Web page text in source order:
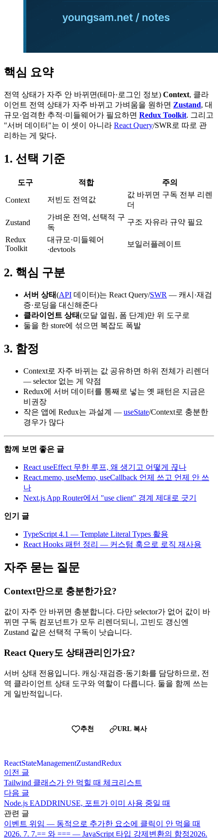
핵심 요약
전역 상태가 자주 안 바뀌면(테마·로그인 정보) Context, 클라
이언트 전역 상태가 자주 바뀌고 가벼움을 원하면 Zustand, 대
규모·엄격한 추적·미들웨어가 필요하면 Redux Toolkit. 그리고
"서버 데이터"는 이 셋이 아니라 React Query/SWR로 따로 관
리하는 게 맞다.
1. 선택 기준
도구 적합 주의
Context 저빈도 전역값
값 바뀌면 구독 전부 리렌
더
Zustand
가벼운 전역, 선택적 구
독
구조 자유라 규약 필요
Redux
Toolkit
대규모·미들웨어
·devtools
보일러플레이트
2. 핵심 구분
서버 상태(API 데이터)는 React Query/SWR — 캐시·재검
증·로딩을 대신해준다
클라이언트 상태(모달 열림, 폼 단계)만 위 도구로
둘을 한 store에 섞으면 복잡도 폭발
3. 함정
Context로 자주 바뀌는 값 공유하면 하위 전체가 리렌더
— selector 없는 게 약점
Redux에 서버 데이터를 통째로 넣는 옛 패턴은 지금은
비권장
작은 앱에 Redux는 과설계 — useState/Context로 충분한
경우가 많다
함께 보면 좋은 글
React useEffect 무한 루프, 왜 생기고 어떻게 끊나
React.memo, useMemo, useCallback 언제 쓰고 언제 안 쓰
나
Next.js App Router에서 "use client" 경계 제대로 긋기
인기 글
TypeScript 4.1 — Template Literal Types 활용
React Hooks 패턴 정리 — 커스텀 훅으로 로직 재사용
자주 묻는 질문
Context만으로 충분한가요?
값이 자주 안 바뀌면 충분합니다. 다만 selector가 없어 값이 바
뀌면 구독 컴포넌트가 모두 리렌더되니, 고빈도 갱신엔
Zustand 같은 선택적 구독이 낫습니다.
React Query도 상태관리인가요?
서버 상태 전용입니다. 캐싱·재검증·동기화를 담당하므로, 전
역 클라이언트 상태 도구와 역할이 다릅니다. 둘을 함께 쓰는
게 일반적입니다.
추천 URL 복사
ReactStateManagementZustandRedux
이전 글
Tailwind 클래스가 안 먹힐 때 체크리스트
다음 글
Node.js EADDRINUSE, 포트가 이미 사용 중일 때
관련 글
이벤트 위임 — 동적으로 추가한 요소에 클릭이 안 먹을 때
2026. 7. 7.== 와 === — JavaScript 타입 강제변환의 함정2026.